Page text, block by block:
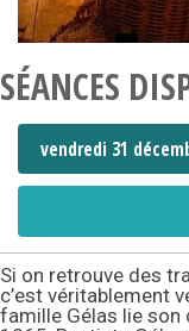
SÉANCES
Si on retrouve des
c’est véritablement
famille Gélas lie son